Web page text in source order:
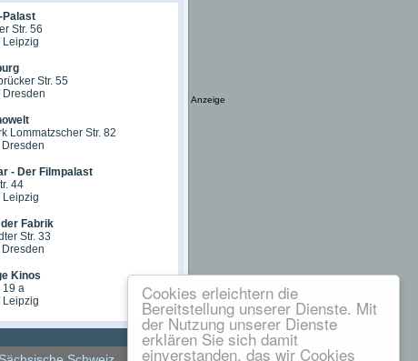
Cookies erleichtern die
Bereitstellung unserer Dienste. Mit
der Nutzung unserer Dienste
erklären Sie sich damit
einverstanden, das wir Cookies
Palast
Str. 56
Leipzig
Str. 55
Dresden
Lommatzscher Str. 82
- Der Filmpalast
44
Leipzig
Fabrik
Str. 33
Kinos
19 a
Leipzig
Anzeige